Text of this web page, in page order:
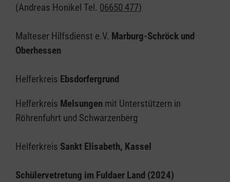
(Andreas Honikel Tel. 06650 477)
Malteser Hilfsdienst e.V. Marburg-Schröck und
Oberhessen
Helferkreis Ebsdorfergrund
Helferkreis Melsungen mit Unterstützern in
Röhrenfuhrt und Schwarzenberg
Helferkreis Sankt Elisabeth, Kassel
Schülervetretung im Fuldaer Land (2024)